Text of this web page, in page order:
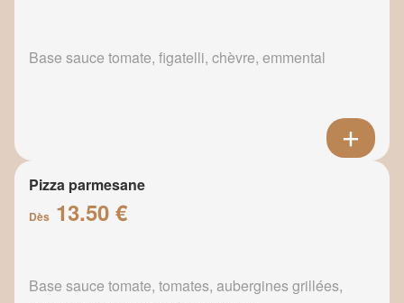
Base sauce tomate, figatelli, chèvre, emmental
Pizza parmesane
Dès 13.50 €
Base sauce tomate, tomates, aubergines grillées,